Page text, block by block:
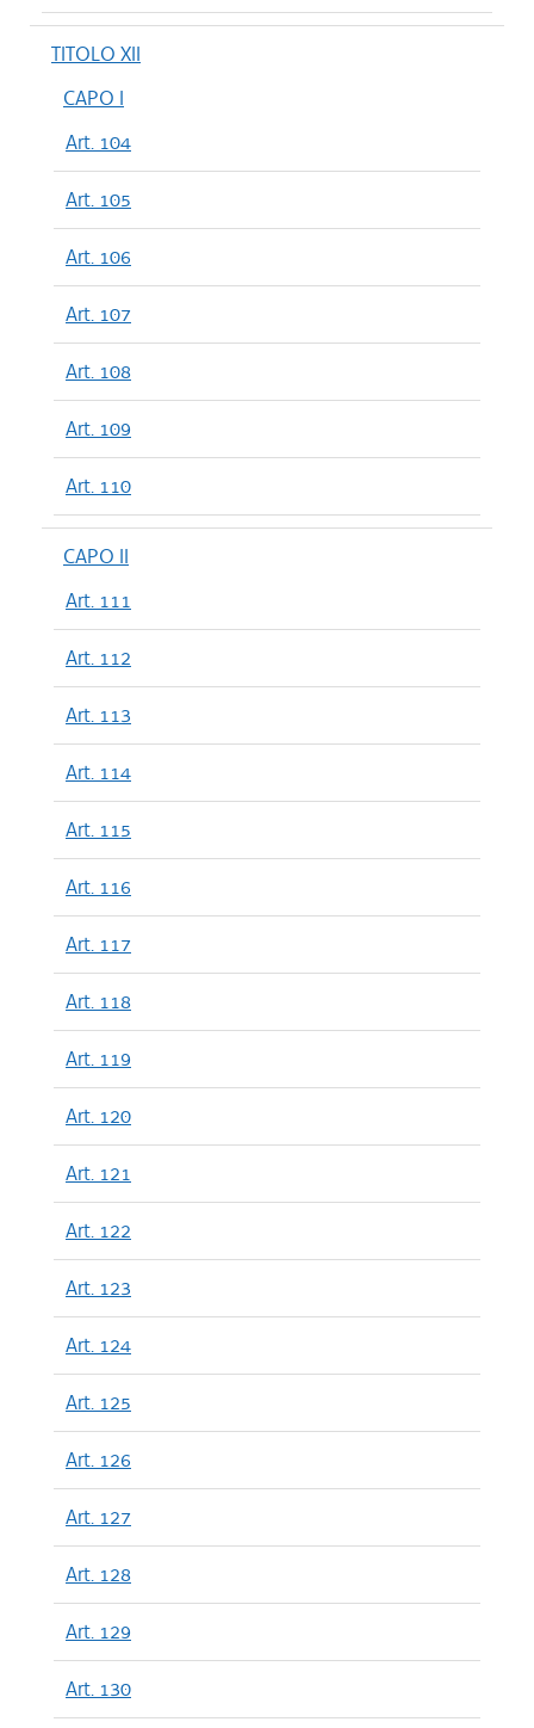
TITOLO XII
CAPO I
Art. 104
Art. 105
Art. 106
Art. 107
Art. 108
Art. 109
Art. 110
CAPO II
Art. 111
Art. 112
Art. 113
Art. 114
Art. 115
Art. 116
Art. 117
Art. 118
Art. 119
Art. 120
Art. 121
Art. 122
Art. 123
Art. 124
Art. 125
Art. 126
Art. 127
Art. 128
Art. 129
Art. 130